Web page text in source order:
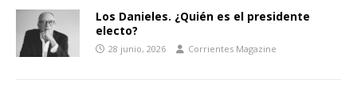
Los Danieles. ¿Quién es el presidente
electo?
28 junio, 2026 Corrientes Magazine